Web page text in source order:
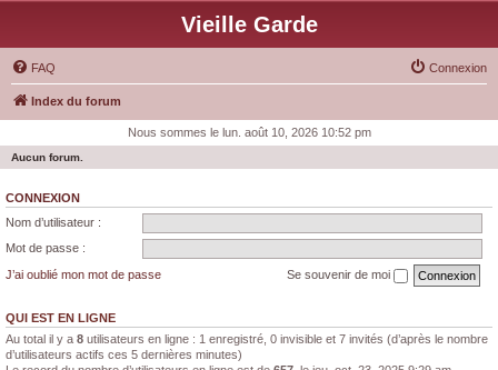
Vieille Garde
FAQ Connexion
Index du forum
Nous sommes le lun. août 10, 2026 10:52 pm
Aucun forum.
CONNEXION
Nom d’utilisateur :
Mot de passe :
J’ai oublié mon mot de passe
Se souvenir de moi
QUI EST EN LIGNE
Au total il y a 8 utilisateurs en ligne : 1 enregistré, 0 invisible et 7 invités (d’après le nombre
d’utilisateurs actifs ces 5 dernières minutes)